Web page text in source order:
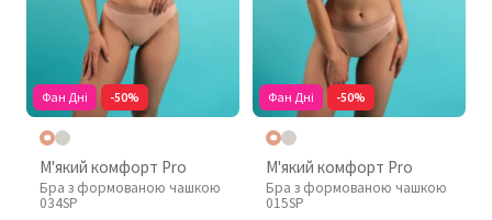
Фан Дні -50%
М'який комфорт Pro
Бра з формованою чашкою
034SP
Фан Дні -50%
М'який комфорт Pro
Бра з формованою чашкою
015SP